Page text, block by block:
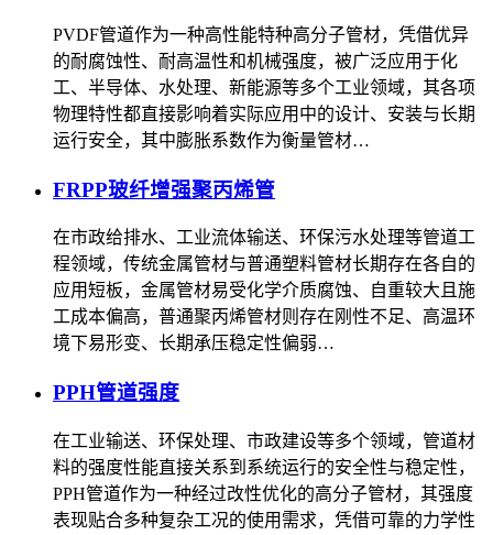
PVDF管道作为一种高性能特种高分子管材，凭借优异
的耐腐蚀性、耐高温性和机械强度，被广泛应用于化
工、半导体、水处理、新能源等多个工业领域，其各项
物理特性都直接影响着实际应用中的设计、安装与长期
运行安全，其中膨胀系数作为衡量管材…
FRPP玻纤增强聚丙烯管
在市政给排水、工业流体输送、环保污水处理等管道工
程领域，传统金属管材与普通塑料管材长期存在各自的
应用短板，金属管材易受化学介质腐蚀、自重较大且施
工成本偏高，普通聚丙烯管材则存在刚性不足、高温环
境下易形变、长期承压稳定性偏弱…
PPH管道强度
在工业输送、环保处理、市政建设等多个领域，管道材
料的强度性能直接关系到系统运行的安全性与稳定性，
PPH管道作为一种经过改性优化的高分子管材，其强度
表现贴合多种复杂工况的使用需求，凭借可靠的力学性